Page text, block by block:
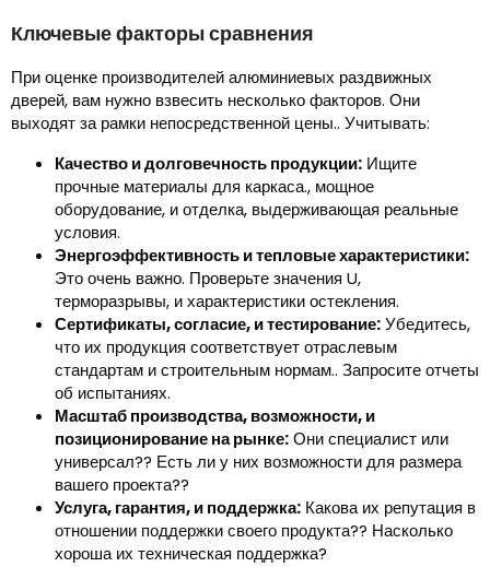
Ключевые факторы сравнения
При оценке производителей алюминиевых раздвижных
дверей, вам нужно взвесить несколько факторов. Они
выходят за рамки непосредственной цены.. Учитывать:
Качество и долговечность продукции: Ищите
прочные материалы для каркаса., мощное
оборудование, и отделка, выдерживающая реальные
условия.
Энергоэффективность и тепловые характеристики:
Это очень важно. Проверьте значения U,
терморазрывы, и характеристики остекления.
Сертификаты, согласие, и тестирование:Убедитесь,
что их продукция соответствует отраслевым
стандартам и строительным нормам.. Запросите отчеты
об испытаниях.
Масштаб производства, возможности, и
позиционирование на рынке:Они специалист или
универсал?? Есть ли у них возможности для размера
вашего проекта??
Услуга, гарантия, и поддержка: Какова их репутация в
отношении поддержки своего продукта?? Насколько
хороша их техническая поддержка?